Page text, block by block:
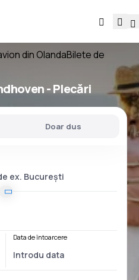
din OlandaBilete de
- Plecări
Doar dus
Data de întoarcere